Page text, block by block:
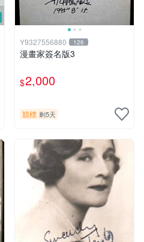
Y9327556880 126
漫畫家簽名版3
$2,000
競標 剩5天